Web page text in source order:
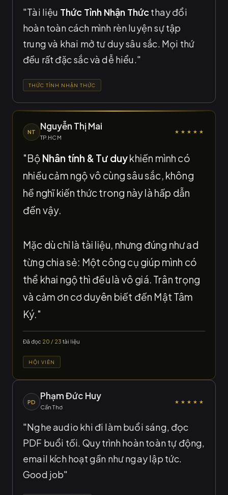
"Tài liệu Thức Tỉnh Nhận Thứcthay đổi
hoàn toàn cách mình rèn luyện sự tập
trung và khai mở tư duy sâu sắc. Mọi thứ
đều rất đặc sắc và dễ hiểu."
THỨC TỈNH NHẬN THỨC
NT
Nguyễn Thị Mai
TP.HCM
★★★★★
"Bộ Nhân tính & Tư duykhiến mình có
nhiều cảm ngộ vô cùng sâu sắc, không
hề nghĩ kiến thức trong này là hấp dẫn
đến vậy.
Mặc dù chỉ là tài liệu, nhưng đúng như ad
từng chia sẻ: Một công cụ giúp mình có
thể khai ngộ thì đều là vô giá. Trân trọng
và cảm ơn cơ duyên biết đến Mật Tâm
Ký."
Đã đọc 20 / 23 tài liệu
HỘI VIÊN
PD
Phạm Đức Huy
Cần Thơ
★★★★★
"Nghe audio khi đi làm buổi sáng, đọc
PDF buổi tối. Quy trình hoàn toàn tự động,
email kích hoạt gần như ngay lập tức.
Good job"